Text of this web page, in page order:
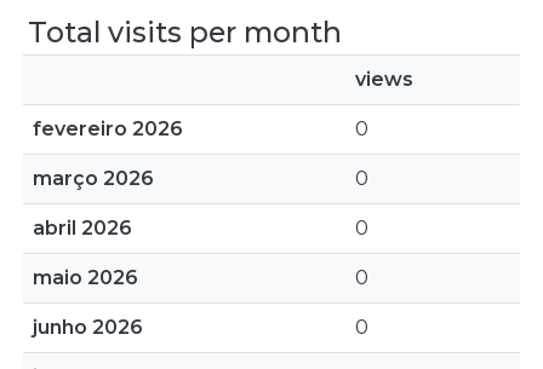
Total visits per month
views
fevereiro 2026 0
março 2026 0
abril 2026 0
maio 2026 0
junho 2026 0